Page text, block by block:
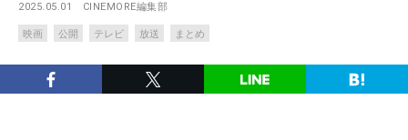
2025.05.01 CINEMORE編集部
映画 公開 テレビ 放送 まとめ